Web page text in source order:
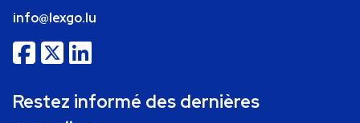
info@lexgo.lu
Restez informé des dernières